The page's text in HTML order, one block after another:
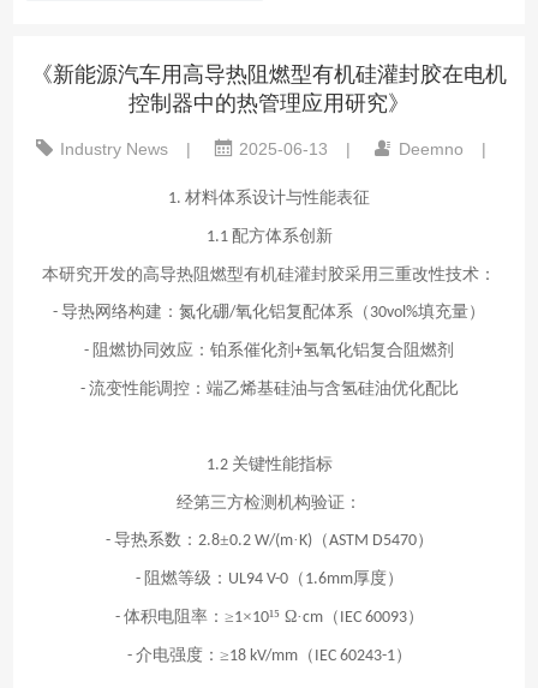
《新能源汽车用高导热阻燃型有机硅灌封胶在电机
控制器中的热管理应用研究》
Industry News | 2025-06-13 | Deemno |
1. 材料体系设计与性能表征
1.1 配方体系创新
本研究开发的高导热阻燃型有机硅灌封胶采用三重改性技术：
- 导热网络构建：氮化硼/氧化铝复配体系（ 30vol%填充量）
- 阻燃协同效应：铂系催化剂 +氢氧化铝复合阻燃剂
- 流变性能调控：端乙烯基硅油与含氢硅油优化配比
1.2 关键性能指标
经第三方检测机构验证：
- 导热系数： 2.8±0.2 W/(m·K)（ASTM D5470）
- 阻燃等级： UL94 V-0（ 1.6mm厚度）
- 体积电阻率：≥1×10¹⁵ Ω·cm（ IEC 60093）
- 介电强度：≥18 kV/mm（ IEC 60243-1）